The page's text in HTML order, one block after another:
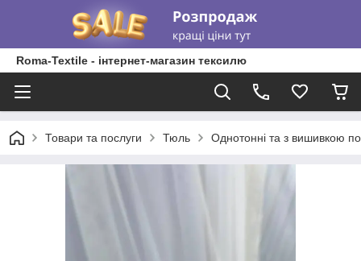
Roma-Textile - інтернет-магазин тексилю
Товари та послуги Тюль Однотонні та з вишивкою